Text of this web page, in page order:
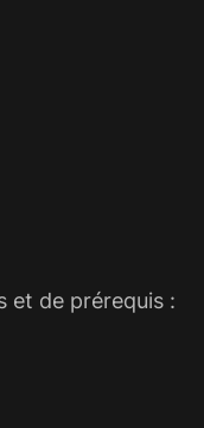
et de prérequis :